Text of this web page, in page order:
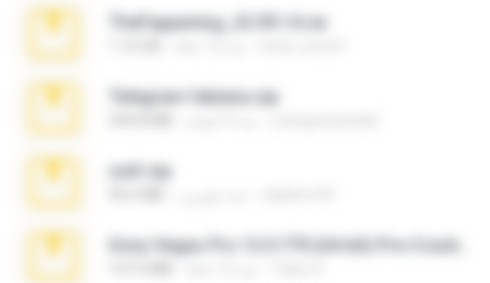
TheFappening_22.09.14.rar
Telegram fabiana.zip
ouh!.zip